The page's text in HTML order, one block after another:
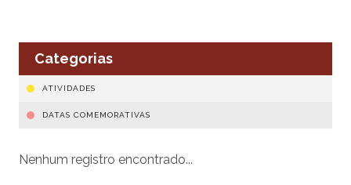
Categorias
ATIVIDADES
DATAS COMEMORATIVAS
Nenhum registro encontrado...